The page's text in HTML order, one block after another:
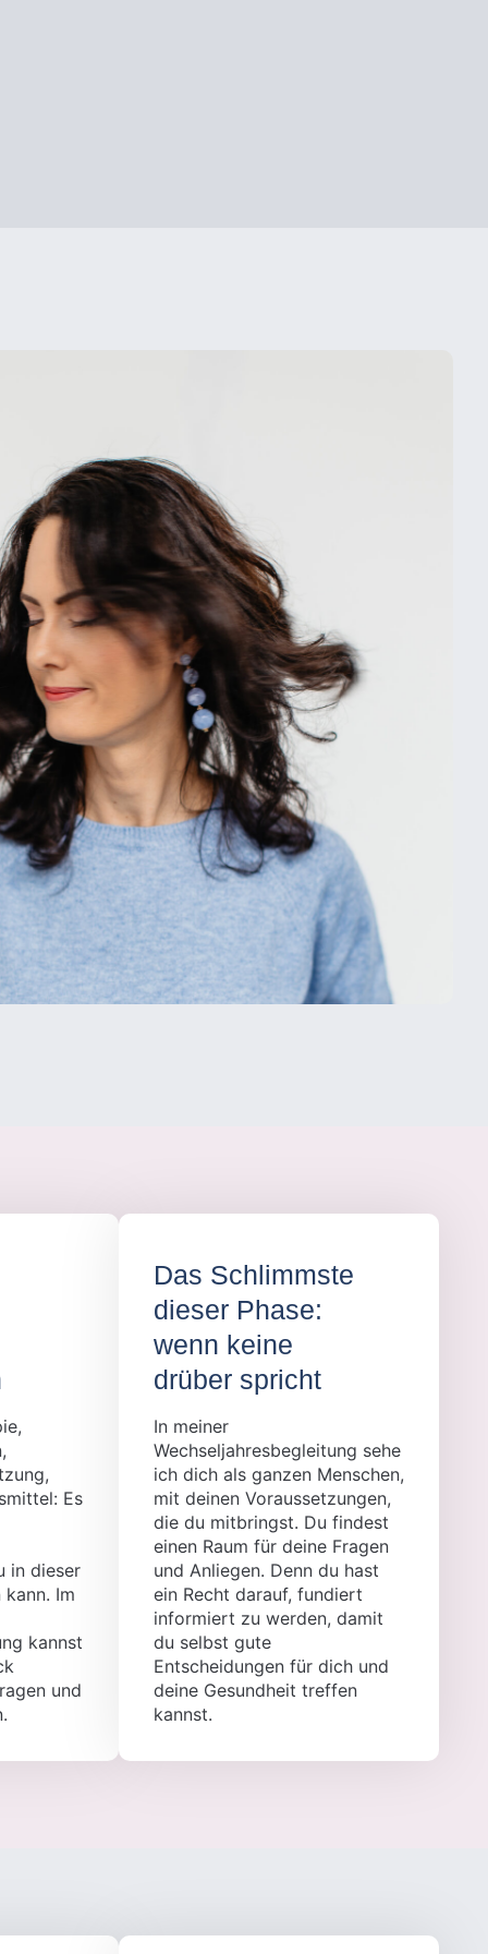
Es
in dieser
kann. Im
kannst
und
Das Schlimmste
dieser Phase:
wenn keine
drüber spricht
In meiner
Wechseljahresbegleitung sehe
ich dich als ganzen Menschen,
mit deinen Voraussetzungen,
die du mitbringst. Du findest
einen Raum für deine Fragen
und Anliegen. Denn du hast
ein Recht darauf, fundiert
informiert zu werden, damit
du selbst gute
Entscheidungen für dich und
deine Gesundheit treffen
kannst.